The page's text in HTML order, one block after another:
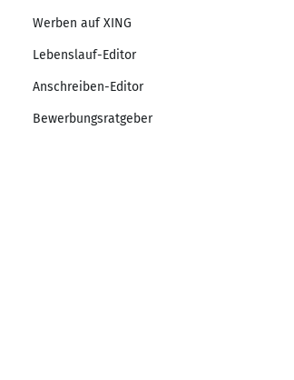
Werben auf XING
Lebenslauf-Editor
Anschreiben-Editor
Bewerbungsratgeber